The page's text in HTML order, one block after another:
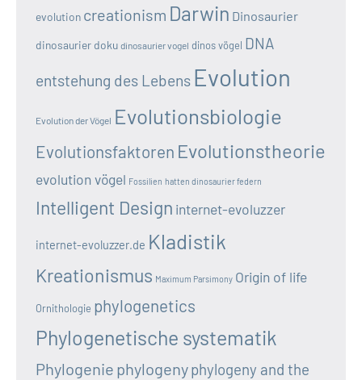
evolution creationism Darwin Dinosaurier
dinosaurier doku dinosaurier vogel dinos vögel DNA
entstehung des Lebens Evolution
Evolution der Vögel Evolutionsbiologie
Evolutionsfaktoren Evolutionstheorie
evolution vögel Fossilien hatten dinosaurier federn
Intelligent Design internet-evoluzzer
internet-evoluzzer.de Kladistik
Kreationismus Maximum Parsimony Origin of life
Ornithologie phylogenetics
Phylogenetische systematik
Phylogenie phylogenyphylogeny and the